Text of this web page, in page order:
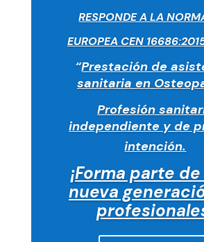
RESPONDE A LA
EUROPEA CEN
“Prestación de
sanitaria en
Profesión
independiente y de
intención.
¡Forma parte
nueva